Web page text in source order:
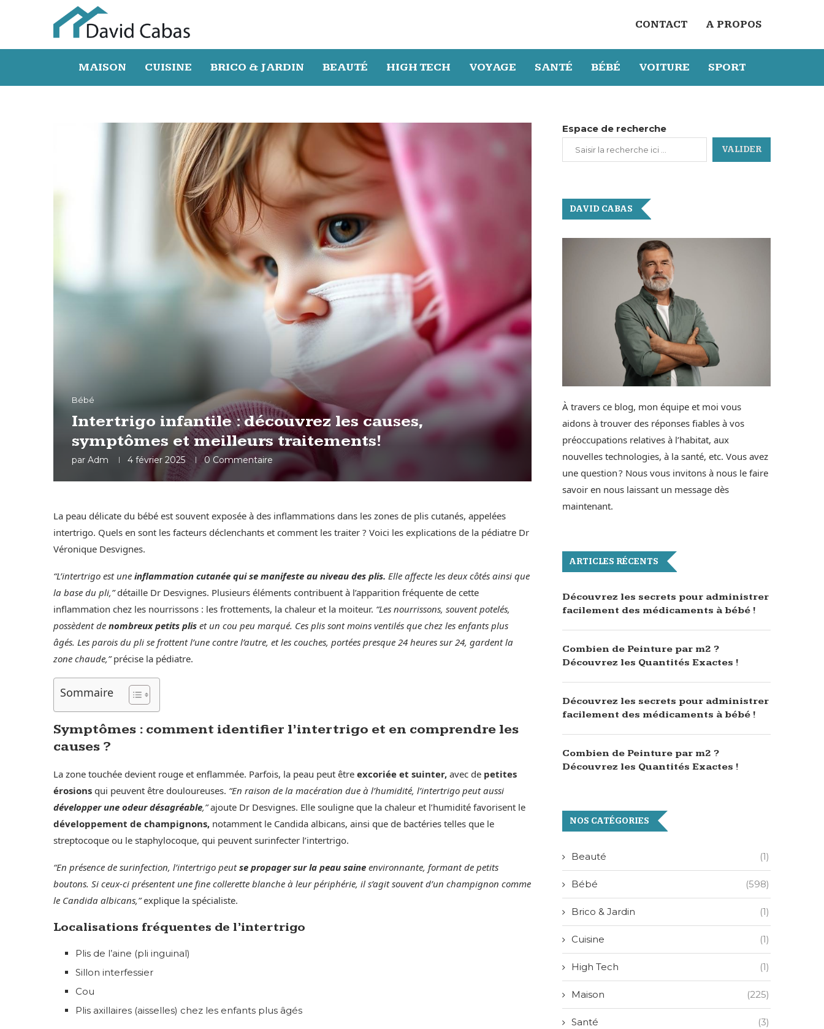
CONTACT A PROPOS
MAISON CUISINE BRICO & JARDIN BEAUTÉ HIGH TECH VOYAGE SANTÉ BÉBÉ VOITURE SPORT
Bébé
Intertrigo infantile : découvrez les causes,
symptômes et meilleurs traitements!
par Adm 4 février 2025 0 Commentaire
La peau délicate du bébé est souvent exposée à des inflammations dans les zones de plis cutanés, appelées
intertrigo. Quels en sont les facteurs déclenchants et comment les traiter ? Voici les explications de la pédiatre Dr
Véronique Desvignes.
“L’intertrigo est une inflammation cutanée qui se manifeste au niveau des plis. Elle affecte les deux côtés ainsi que
la base du pli,”détaille Dr Desvignes. Plusieurs éléments contribuent à l’apparition fréquente de cette
inflammation chez les nourrissons : les frottements, la chaleur et la moiteur. “Les nourrissons, souvent potelés,
possèdent de nombreux petits plis et un cou peu marqué. Ces plis sont moins ventilés que chez les enfants plus
âgés. Les parois du pli se frottent l’une contre l’autre, et les couches, portées presque 24 heures sur 24, gardent la
zone chaude,”précise la pédiatre.
Sommaire
Symptômes : comment identifier l’intertrigo et en comprendre les
causes ?
La zone touchée devient rouge et enflammée. Parfois, la peau peut être excoriée et suinter, avec de petites
érosions qui peuvent être douloureuses. “En raison de la macération due à l’humidité, l’intertrigo peut aussi
développer une odeur désagréable,”ajoute Dr Desvignes. Elle souligne que la chaleur et l’humidité favorisent le
développement de champignons, notamment le Candida albicans, ainsi que de bactéries telles que le
streptocoque ou le staphylocoque, qui peuvent surinfecter l’intertrigo.
“En présence de surinfection, l’intertrigo peutse propager sur la peau saine environnante, formant de petits
boutons. Si ceux-ci présententune fine collerette blanche à leur périphérie, il s’agit souvent d’un champignon comme
le Candida albicans,”explique la spécialiste.
Localisations fréquentes de l’intertrigo
Plis de l’aine (pli inguinal)
Sillon interfessier
Cou
Plis axillaires (aisselles) chez les enfants plus âgés
Espace de recherche
VALIDER
DAVID CABAS
À travers ce blog, mon équipe et moi vous
aidons à trouver des réponses fiables à vos
préoccupations relatives à l’habitat, aux
nouvelles technologies, à la santé, etc. Vous avez
une question ? Nous vous invitons à nous le faire
savoir en nous laissant un message dès
maintenant.
ARTICLES RÉCENTS
Découvrez les secrets pour administrer
facilement des médicaments à bébé !
Combien de Peinture par m2 ?
Découvrez les Quantités Exactes !
Découvrez les secrets pour administrer
facilement des médicaments à bébé !
Combien de Peinture par m2 ?
Découvrez les Quantités Exactes !
NOS CATÉGORIES
Beauté (1)
Bébé (598)
Brico & Jardin (1)
Cuisine (1)
High Tech (1)
Maison (225)
Santé (3)